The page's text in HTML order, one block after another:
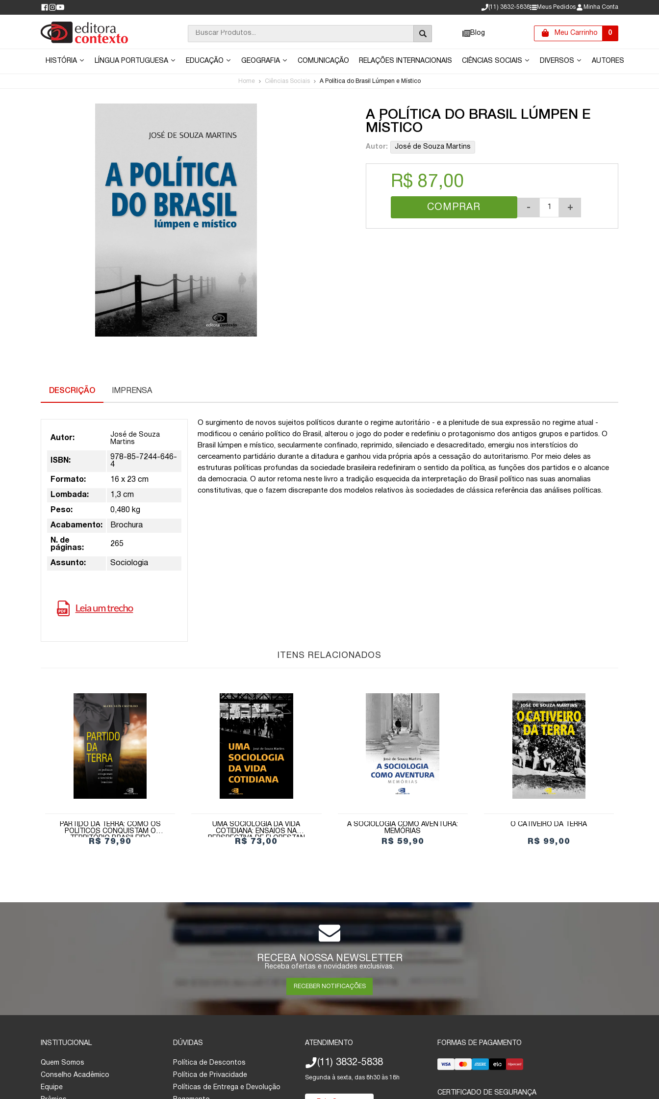
(11) 3832-5838 Meus Pedidos Minha Conta
Blog Meu Carrinho 0
HISTÓRIA LÍNGUA PORTUGUESA EDUCAÇÃO GEOGRAFIA COMUNICAÇÃO RELAÇÕES INTERNACIONAIS CIÊNCIAS SOCIAIS DIVERSOS AUTORES
Home Ciências Sociais A Política do Brasil Lúmpen e Místico
A POLÍTICA DO BRASIL LÚMPEN E
MÍSTICO
Autor: José de Souza Martins
R$ 87,00
COMPRAR - +
DESCRIÇÃO IMPRENSA
Autor:
José de Souza
Martins
ISBN:
978-85-7244-646-
4
Formato: 16 x 23 cm
Lombada: 1,3 cm
Peso: 0,480 kg
Acabamento: Brochura
N. de
páginas:
265
Assunto: Sociologia
O surgimento de novos sujeitos políticos durante o regime autoritário - e a plenitude de sua expressão no regime atual -
modificou o cenário político do Brasil, alterou o jogo do poder e redefiniu o protagonismo dos antigos grupos e partidos. O
Brasil lúmpen e místico, secularmente confinado, reprimido, silenciado e desacreditado, emergiu nos interstícios do
cerceamento partidário durante a ditadura e ganhou vida própria após a cessação do autoritarismo. Por meio deles as
estruturas políticas profundas da sociedade brasileira redefiniram o sentido da política, as funções dos partidos e o alcance
da democracia. O autor retoma neste livro a tradição esquecida da interpretação do Brasil político nas suas anomalias
constitutivas, que o fazem discrepante dos modelos relativos às sociedades de clássica referência das análises políticas.
ITENS RELACIONADOS
PARTIDO DA TERRA: COMO OS
POLÍTICOS CONQUISTAM O
TERRITÓRIO BRASILEIRO
R$ 79,90
UMA SOCIOLOGIA DA VIDA
COTIDIANA: ENSAIOS NA
PERSPECTIVA DE FLORESTAN
FERNANDES, DE WRIGHT MILLS E DE
R$ 73,00
A SOCIOLOGIA COMO AVENTURA:
MEMÓRIAS
R$ 59,90
O CATIVEIRO DA TERRA
R$ 99,00
RECEBA NOSSA NEWSLETTER
Receba ofertas e novidades exclusivas.
RECEBER NOTIFICAÇÕES
INSTITUCIONAL
Quem Somos
Conselho Acadêmico
Equipe
DÚVIDAS
Política de Descontos
Política de Privacidade
Políticas de Entrega e Devolução
ATENDIMENTO
(11) 3832-5838
Segunda à sexta, das 8h30 às 18h
FORMAS DE PAGAMENTO
CERTIFICADO DE SEGURANÇA